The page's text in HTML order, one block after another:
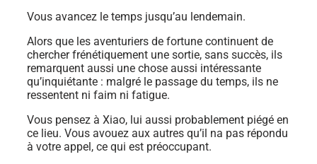
Vous avancez le temps jusqu’au lendemain.
Alors que les aventuriers de fortune continuent de
chercher frénétiquement une sortie, sans succès, ils
remarquent aussi une chose aussi intéressante
qu’inquiétante : malgré le passage du temps, ils ne
ressentent ni faim ni fatigue.
Vous pensez à Xiao, lui aussi probablement piégé en
ce lieu. Vous avouez aux autres qu’il na pas répondu
à votre appel, ce qui est préoccupant.